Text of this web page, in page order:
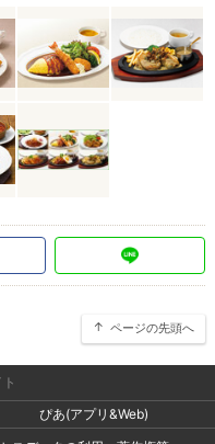
ページの先頭へ
ぴあ(アプリ&Web)